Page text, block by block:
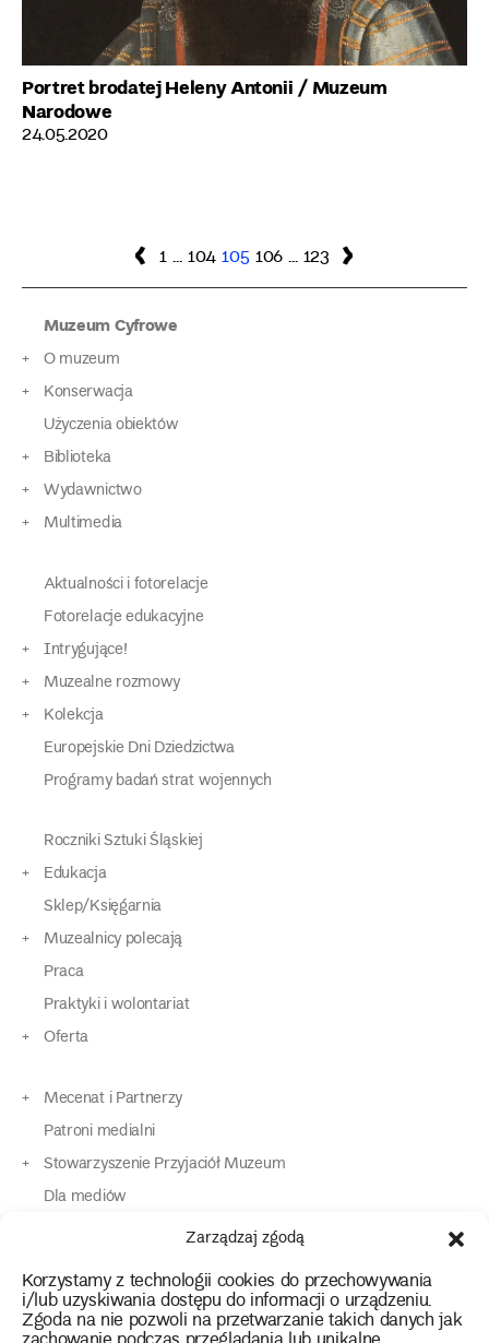
Zarządzaj zgodą
Korzystamy z technologii cookies do przechowywania
i/lub uzyskiwania dostępu do informacji o urządzeniu.
Zgoda na nie pozwoli na przetwarzanie takich danych jak
Portret brodatej Heleny Antonii / Muzeum
Narodowe
24.05.2020
Nawigacja
po
wpisach
Strona
1…Strona
104Strona
105 Strona
106…Strona
123 Następna
Muzeum Cyfrowe
O muzeum
Konserwacja
Użyczenia obiektów
Biblioteka
Wydawnictwo
Multimedia
Aktualności i fotorelacje
Fotorelacje edukacyjne
Intrygujące!
Muzealne rozmowy
Kolekcja
Europejskie Dni Dziedzictwa
Programy badań strat wojennych
Roczniki Sztuki Śląskiej
Edukacja
Sklep/Księgarnia
Muzealnicy polecają
Praca
Praktyki i wolontariat
Oferta
Mecenat i Partnerzy
Patroni medialni
Stowarzyszenie Przyjaciół Muzeum
Dla mediów
Dla osób o specjalnych potrzebach
Kontakt